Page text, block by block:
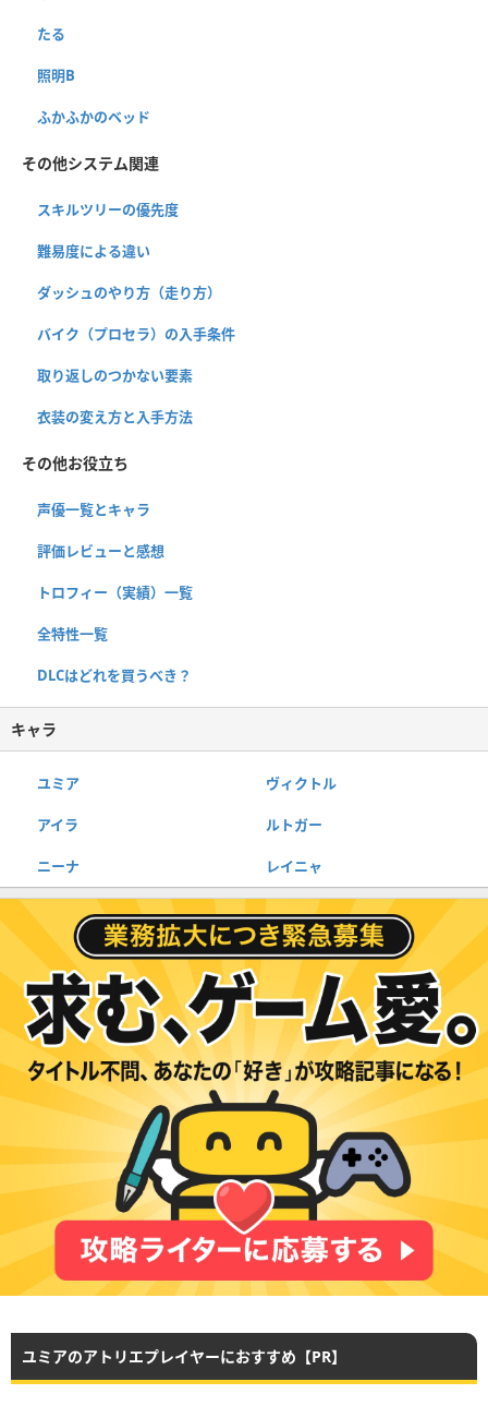
たる
照明B
ふかふかのベッド
その他システム関連
スキルツリーの優先度
難易度による違い
ダッシュのやり方（走り方）
バイク（プロセラ）の入手条件
取り返しのつかない要素
衣装の変え方と入手方法
その他お役立ち
声優一覧とキャラ
評価レビューと感想
トロフィー（実績）一覧
全特性一覧
DLCはどれを買うべき？
キャラ
ユミア ヴィクトル
アイラ ルトガー
ニーナ レイニャ
ユミアのアトリエプレイヤーにおすすめ【PR】